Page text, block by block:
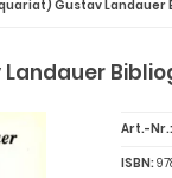
Gustav Landauer
Art.-Nr.:
ISBN: